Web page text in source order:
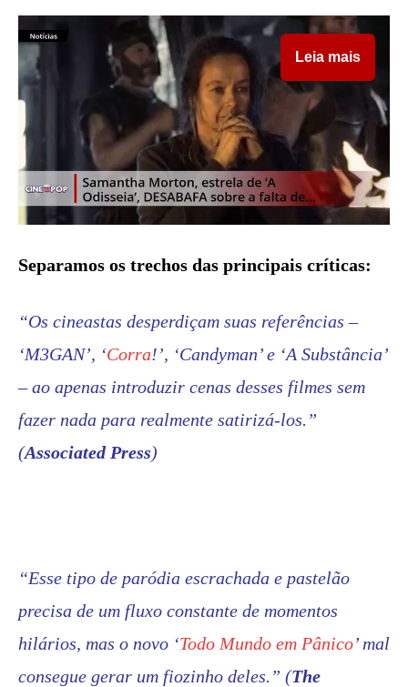
Leia mais
Separamos os trechos das principais críticas:
“Os cineastas desperdiçam suas referências –
‘M3GAN’, ‘Corra!’, ‘Candyman’ e ‘A Substância’
– ao apenas introduzir cenas desses filmes sem
fazer nada para realmente satirizá-los.”
(Associated Press)
“Esse tipo de paródia escrachada e pastelão
precisa de um fluxo constante de momentos
hilários, mas o novo ‘Todo Mundo em Pânico’ mal
consegue gerar um fiozinho deles. ” (The